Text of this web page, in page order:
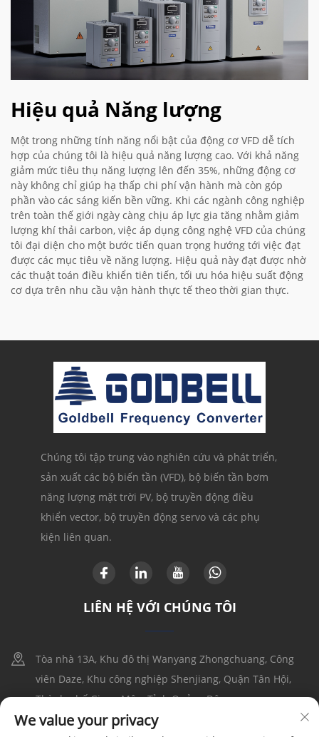
Hiệu quả Năng lượng
Một trong những tính năng nổi bật của động cơ VFD dễ tích
hợp của chúng tôi là hiệu quả năng lượng cao. Với khả năng
giảm mức tiêu thụ năng lượng lên đến 35%, những động cơ
này không chỉ giúp hạ thấp chi phí vận hành mà còn góp
phần vào các sáng kiến bền vững. Khi các ngành công nghiệp
trên toàn thế giới ngày càng chịu áp lực gia tăng nhằm giảm
lượng khí thải carbon, việc áp dụng công nghệ VFD của chúng
tôi đại diện cho một bước tiến quan trọng hướng tới việc đạt
được các mục tiêu về năng lượng. Hiệu quả này đạt được nhờ
các thuật toán điều khiển tiên tiến, tối ưu hóa hiệu suất động
cơ dựa trên nhu cầu vận hành thực tế theo thời gian thực.
Chúng tôi tập trung vào nghiên cứu và phát triển,
sản xuất các bộ biến tần (VFD), bộ biến tần bơm
năng lượng mặt trời PV, bộ truyền động điều
khiển vector, bộ truyền động servo và các phụ
kiện liên quan.
LIÊN HỆ VỚI CHÚNG TÔI
Tòa nhà 13A, Khu đô thị Wanyang Zhongchuang, Công
viên Daze, Khu công nghiệp Shenjiang, Quận Tân Hội,
Thành phố Giang Môn, Tỉnh Quảng Đông
+86-17316086390
We value your privacy